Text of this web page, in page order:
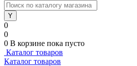
0
0
0 В корзине пока пусто
Каталог товаров
Каталог товаров